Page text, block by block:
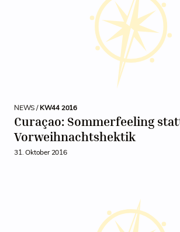
NEWS /KW44 2016
Curaçao: Sommerfeeling
Vorweihnachtshektik
31. Oktober 2016